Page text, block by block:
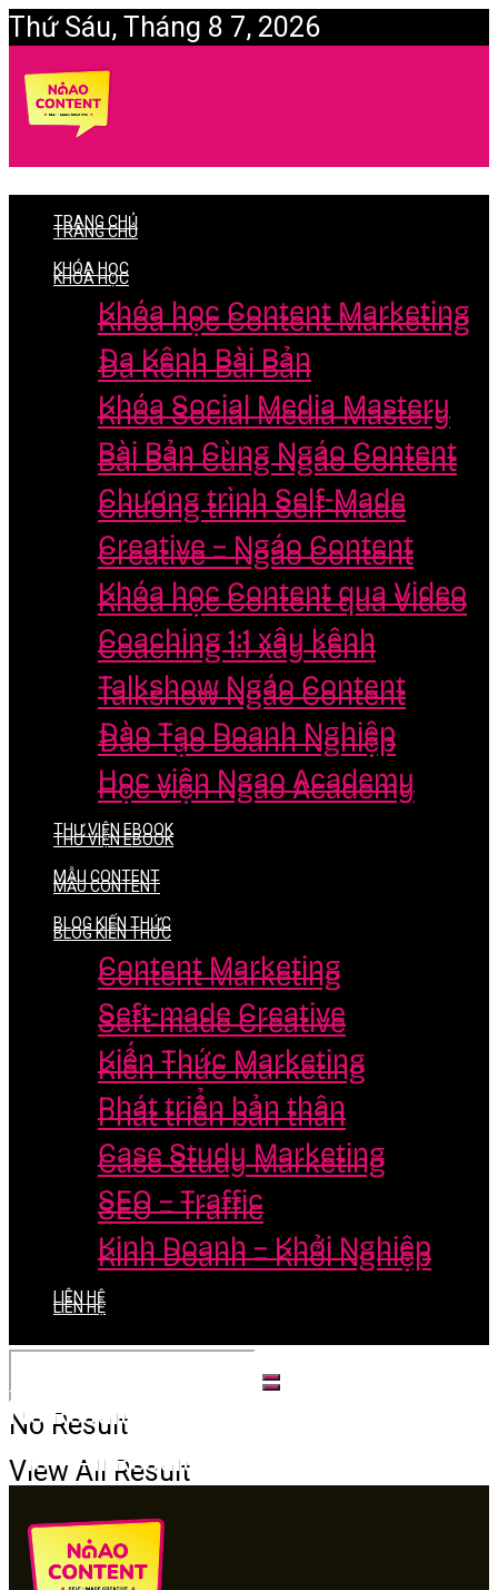
Thứ Sáu, Tháng 8 7, 2026
Login
TRANG CHỦ
KHÓA HỌC
Khóa học Content Marketing
Đa Kênh Bài Bản
Khóa Social Media Mastery
Bài Bản Cùng Ngáo Content
Chương trình Self-Made
Creative – Ngáo Content
Khóa học Content qua Video
Coaching 1:1 xây kênh
Talkshow Ngáo Content
Đào Tạo Doanh Nghiệp
Học viện Ngao Academy
THƯ VIỆN EBOOK
MẪU CONTENT
BLOG KIẾN THỨC
Content Marketing
Seft-made Creative
Kiến Thức Marketing
Phát triển bản thân
Case Study Marketing
SEO – Traffic
Kinh Doanh – Khởi Nghiệp
LIÊN HỆ
No Result
View All Result
TRANG CHỦ
KHÓA HỌC
Khóa học Content Marketing
Đa Kênh Bài Bản
Khóa Social Media Mastery
Bài Bản Cùng Ngáo Content
Chương trình Self-Made
Creative – Ngáo Content
Khóa học Content qua Video
Coaching 1:1 xây kênh
Talkshow Ngáo Content
Đào Tạo Doanh Nghiệp
Học viện Ngao Academy
THƯ VIỆN EBOOK
MẪU CONTENT
BLOG KIẾN THỨC
Content Marketing
Seft-made Creative
Kiến Thức Marketing
Phát triển bản thân
Case Study Marketing
SEO – Traffic
Kinh Doanh – Khởi Nghiệp
LIÊN HỆ
No Result
View All Result